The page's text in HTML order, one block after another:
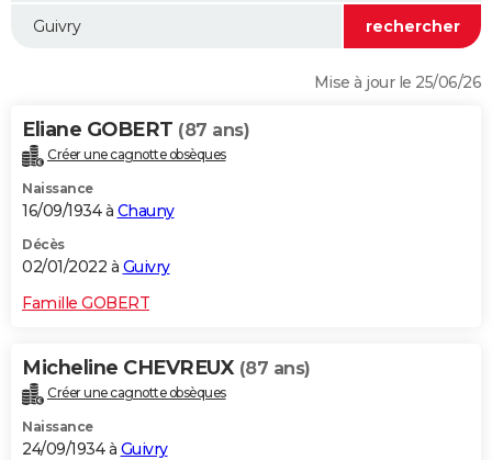
WEEK-END
Alimentation
Guide de la santé
Maladies
Médicaments
Sommeil
VOYAGE
Destinations
City break
Voyage nature
Voyage de noces
Forum
Climat
+PHOTO
GUIDES D'ACHAT
Carte de Noël
Carte Bonne année
Carte Saint-Valentin
Carte Pâques
Carte d'anniversaire
DICTIONNAIRE
Dictionnaire
Biographies
Citations
Expressions
Proverbes
PROGRAMME TV
Mise à jour le 25/06/26
Eliane GOBERT (87 ans)
Créer une cagnotte obsèques
Naissance
16/09/1934 à Chauny
Décès
02/01/2022 à Guivry
Famille GOBERT
Micheline CHEVREUX (87 ans)
Créer une cagnotte obsèques
Naissance
24/09/1934 à Guivry